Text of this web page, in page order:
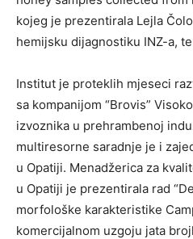
kojeg je prezentirala Lejla
hemijsku dijagnostiku INZ-a, te
Institut je proteklih mjeseci
sa kompanijom “Brovis”
izvoznika u prehrambenoj
multiresorne saradnje je i
u Opatiji. Menadžerica za
u Opatiji je prezentirala rad
morfološke karakteristike
komercijalnom uzgoju jata